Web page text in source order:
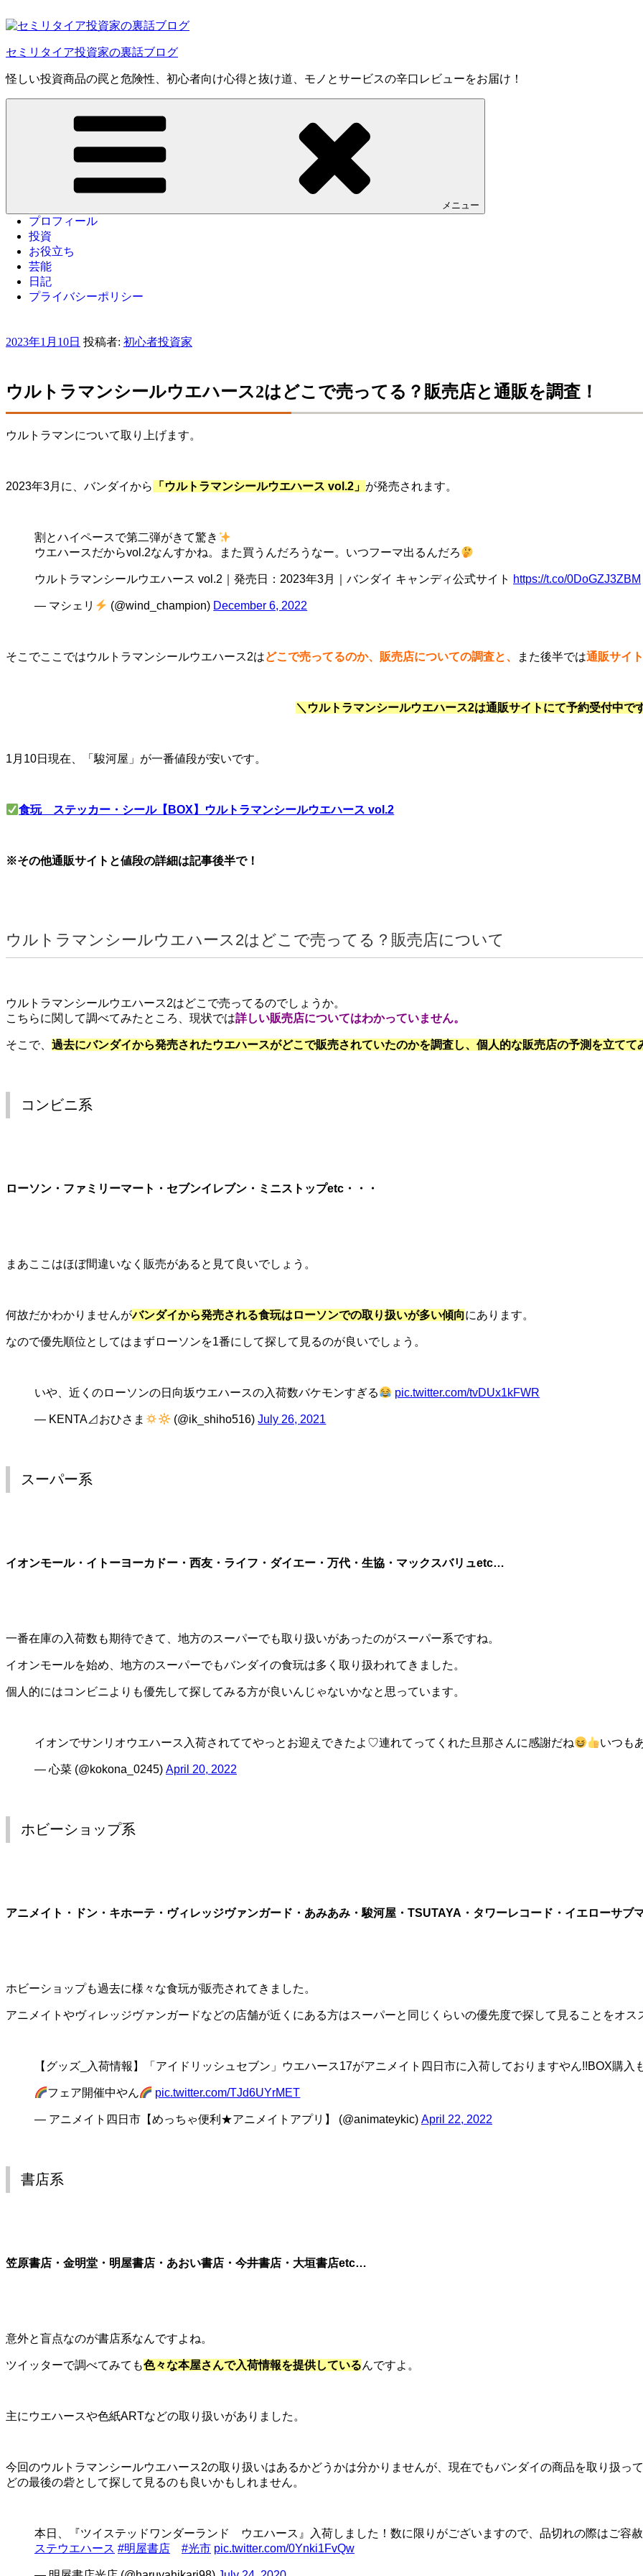
ン
ン
ツ
へ
ス
セミリタイア投資家の裏話ブログ
怪しい投資商品の罠と危険性、初心者向け心得と抜け道、モノとサービスの辛口レビューをお届け！
メニュー
プロフィール
投資
お役立ち
芸能
日記
プライバシーポリシー
投
2023年1月10日 投稿者: 初心者投資家
ウルトラマンシールウエハース2はどこで売ってる？販売店と通販を調査！
ウルトラマンについて取り上げます。
2023年3月に、バンダイから 「ウルトラマンシールウエハース vol.2」 が発売されます。
割とハイペースで第二弾がきて驚き
ウエハースだからvol.2なんすかね。また買うんだろうなー。いつフーマ出るんだろ
ウルトラマンシールウエハース vol.2｜発売日：2023年3月｜バンダイ キャンディ公式サイト https://t.co/0DoGZJ3ZBM
— マシェリ (@wind_champion) December 6, 2022
そこでここではウルトラマンシールウエハース2はどこで売ってるのか、販売店についての調査と、 また後半では通販サイ
＼ウルトラマンシールウエハース2は通販サイトにて予約受付中で
1月10日現在、「駿河屋」が一番値段が安いです。
食玩 ステッカー・シール【BOX】ウルトラマンシールウエハース vol.2
※その他通販サイトと値段の詳細は記事後半で！
ウルトラマンシールウエハース2はどこで売ってる？販売店について
ウルトラマンシールウエハース2はどこで売ってるのでしょうか。
こちらに関して調べてみたところ、現状では詳しい販売店についてはわかっていません。
そこで、 過去にバンダイから発売されたウエハースがどこで販売されていたのかを調査し、個人的な販売店の予測を立てて
コンビニ系
ローソン・ファミリーマート・セブンイレブン・ミニストップetc・・・
まあここはほぼ間違いなく販売があると見て良いでしょう。
何故だかわかりませんがバンダイから発売される食玩はローソンでの取り扱いが多い傾向にあります。
なので優先順位としてはまずローソンを1番にして探して見るのが良いでしょう。
いや、近くのローソンの日向坂ウエハースの入荷数バケモンすぎる pic.twitter.com/tvDUx1kFWR
— KENTA⊿おひさま (@ik_shiho516)July 26, 2021
スーパー系
イオンモール・イトーヨーカドー・西友・ライフ・ダイエー・万代・生協・マックスバリュetc…
一番在庫の入荷数も期待できて、地方のスーパーでも取り扱いがあったのがスーパー系ですね。
イオンモールを始め、地方のスーパーでもバンダイの食玩は多く取り扱われてきました。
個人的にはコンビニよりも優先して探してみる方が良いんじゃないかなと思っています。
イオンでサンリオウエハース入荷されててやっとお迎えできたよ♡連れてってくれた旦那さんに感謝だね いつも
— 心菜 (@kokona_0245) April 20, 2022
ホビーショップ系
アニメイト・ドン・キホーテ・ヴィレッジヴァンガード・あみあみ・駿河屋・TSUTAYA・タワーレコード・イエローサブ
ホビーショップも過去に様々な食玩が販売されてきました。
アニメイトやヴィレッジヴァンガードなどの店舗が近くにある方はスーパーと同じくらいの優先度で探して見ることをオス
【グッズ_入荷情報】「アイドリッシュセブン」ウエハース17がアニメイト四日市に入荷しておりますやん!!BOX購入
フェア開催中やん pic.twitter.com/TJd6UYrMET
— アニメイト四日市【めっちゃ便利★アニメイトアプリ】 (@animateykic) April 22, 2022
書店系
笠原書店・金明堂・明屋書店・あおい書店・今井書店・大垣書店etc…
意外と盲点なのが書店系なんですよね。
ツイッターで調べてみても色々な本屋さんで入荷情報を提供しているんですよ。
主にウエハースや色紙ARTなどの取り扱いがありました。
今回のウルトラマンシールウエハース2の取り扱いはあるかどうかは分かりませんが、現在でもバンダイの商品を取り扱っ
どの最後の砦として探して見るのも良いかもしれません。
本日、『ツイステッドワンダーランド ウエハース』入荷しました！数に限りがございますので、品切れの際はご容赦
ステウエハース #明屋書店 #光市 pic.twitter.com/0Ynki1FvQw